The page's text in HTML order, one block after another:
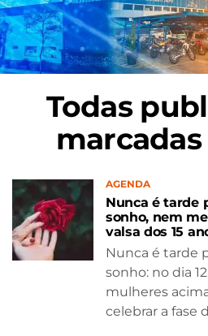
Todas
AGENDA
Nunca é tarde
sonho, nem
valsa dos 15
Nunca é tarde
sonho: no dia
mulheres
celebrar a fase